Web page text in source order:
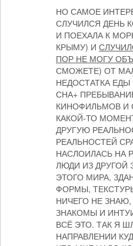
НО САМОЕ
СЛУЧИЛСЯ ДЕНЬ
И ПОЕХАЛА К
КРЫМУ) И
ПОР НЕ МОГУ
СМОЖЕТЕ) ОТ
НЕДОСТАТКА
СНА+
КИНОФИЛЬМОВ И
КАКОЙ-ТО
ДРУГУЮ
РЕАЛЬНОСТЕЙ
НАСЛОИЛАСЬ НА
ЛЮДИ ИЗ ДРУГОЙ
ЭТОГО МИРА,
ФОРМЫ,
НИЧЕГО НЕ
ЗНАКОМЫ И
ВСЁ ЭТО. ТАК Я
НАПРАВЛЕНИИ